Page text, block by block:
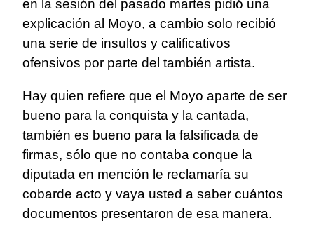
en la sesión del pasado martes pidió una
explicación al Moyo, a cambio solo recibió
una serie de insultos y calificativos
ofensivos por parte del también artista.
Hay quien refiere que el Moyo aparte de ser
bueno para la conquista y la cantada,
también es bueno para la falsificada de
firmas, sólo que no contaba conque la
diputada en mención le reclamaría su
cobarde acto y vaya usted a saber cuántos
documentos presentaron de esa manera.